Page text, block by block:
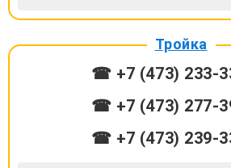
Тройка
☎ +7 (473) 233-
☎ +7 (473) 277-
☎ +7 (473) 239-